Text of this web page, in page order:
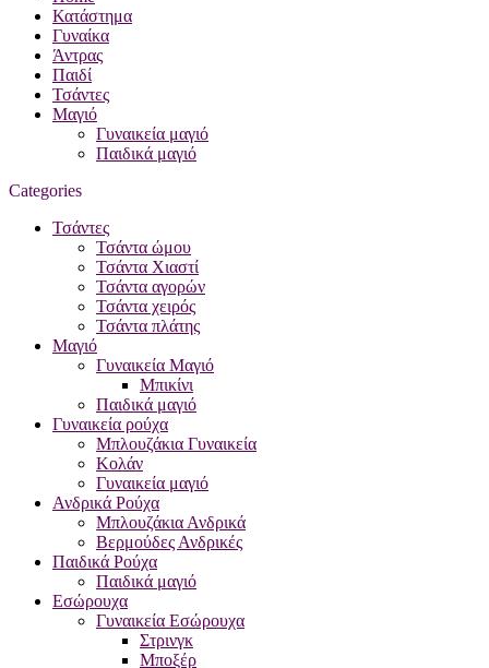
Κατάστημα
Γυναίκα
Άντρας
Παιδί
Τσάντες
Μαγιό
Γυναικεία μαγιό
Παιδικά μαγιό
Categories
Τσάντες
Τσάντα ώμου
Τσάντα Χιαστί
Τσάντα αγορών
Τσάντα χειρός
Τσάντα πλάτης
Μαγιό
Γυναικεία Μαγιό
Μπικίνι
Παιδικά μαγιό
Γυναικεία ρούχα
Μπλουζάκια Γυναικεία
Κολάν
Γυναικεία μαγιό
Ανδρικά Ρούχα
Μπλουζάκια Ανδρικά
Βερμούδες Ανδρικές
Παιδικά Ρούχα
Παιδικά μαγιό
Εσώρουχα
Γυναικεία Εσώρουχα
Στρινγκ
Μποξέρ